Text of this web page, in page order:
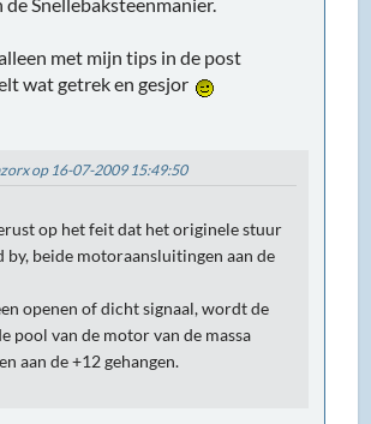
met mijn tips in de post
wat getrek en gesjor
op 16-07-2009 15:49:50
op het feit dat het originele stuur
by, beide motoraansluitingen aan de
openen of dicht signaal, wordt de
pool van de motor van de massa
aan de +12 gehangen.